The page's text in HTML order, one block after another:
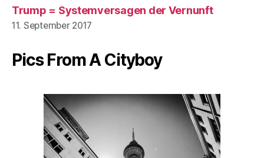
Trump = Systemversagen der Vernunft
11. September 2017
Pics From A Cityboy